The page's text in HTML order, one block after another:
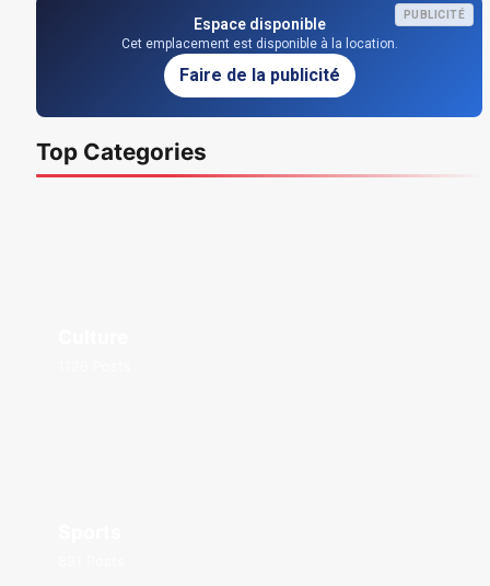
PUBLICITÉ
Espace disponible
Cet emplacement est disponible à la location.
Faire de la publicité
Top Categories